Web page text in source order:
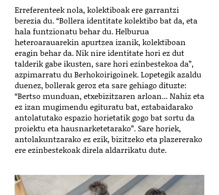
Erreferenteek nola, kolektiboak ere garrantzi
berezia du. “Bollera identitate kolektibo bat da, eta
hala funtzionatu behar du. Helburua
heteroarauarekin apurtzea izanik, kolektiboan
eragin behar da. Nik nire identitate hori ez dut
talderik gabe ikusten, sare hori ezinbestekoa da”,
azpimarratu du Berhokoirigoinek. Lopetegik azaldu
duenez, bollerak geroz eta sare gehiago dituzte:
“Bertso munduan, etxebizitzaren arloan... Nahiz eta
ez izan mugimendu egituratu bat, eztabaidarako
antolatutako espazio horietatik gogo bat sortu da
proiektu eta hausnarketetarako”. Sare horiek,
antolakuntzarako ez ezik, bizitzeko eta plazererako
ere ezinbestekoak direla aldarrikatu dute.